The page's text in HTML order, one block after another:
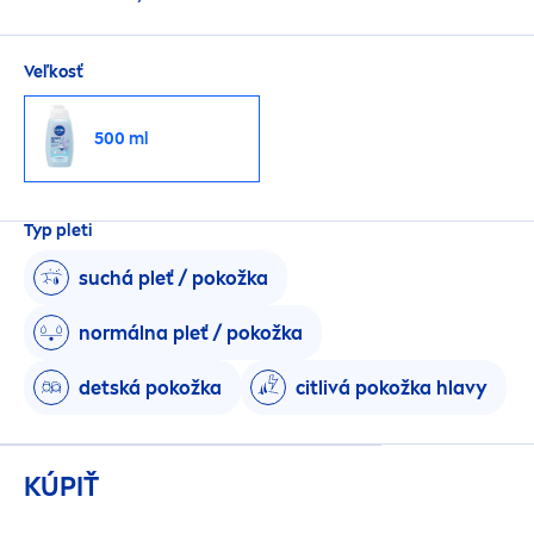
Veľkosť
500 ml
Typ pleti
suchá pleť / pokožka
normálna pleť / pokožka
detská pokožka citlivá pokožka hlavy
KÚPIŤ